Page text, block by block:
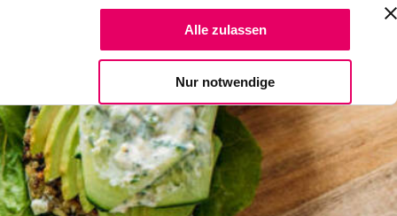
Alle zulassen
Nur notwendige
Spendiere einen Kaffee
Suche